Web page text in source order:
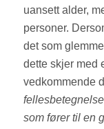
uansett alder,
personer.
det som
dette skjer med
vedkommende
som fører til en